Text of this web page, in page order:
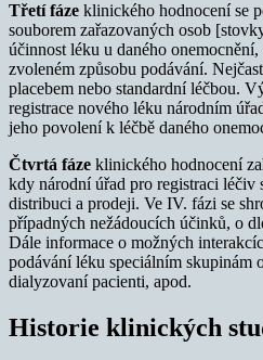
Třetí fáze klinického hodnocení se
souborem zařazovaných osob
účinnost léku u daného
zvoleném způsobu podávání.
placebem nebo standardní léčbou.
registrace nového léku národním
jeho povolení k léčbě daného
Čtvrtá fáze klinického hodnocení
kdy národní úřad pro registraci léčiv
distribuci a prodeji. Ve IV. fázi se
případných nežádoucích účinků, o
Dále informace o možných
podávání léku speciálním skupinám
dialyzovaní pacienti, apod.
Historie klinických